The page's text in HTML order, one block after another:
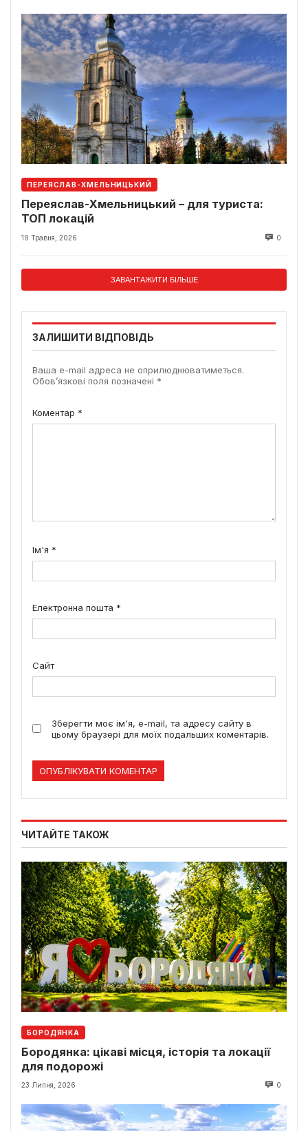
ПЕРЕЯСЛАВ-ХМЕЛЬНИЦЬКИЙ
Переяслав-Хмельницький – для туриста:
ТОП локацій
19 Травня, 2026 0
ЗАВАНТАЖИТИ БІЛЬШЕ
ЗАЛИШИТИ ВІДПОВІДЬ
Ваша e-mail адреса не оприлюднюватиметься.
Обов’язкові поля позначені *
Коментар *
Ім'я *
Електронна пошта *
Сайт
Зберегти моє ім'я, e-mail, та адресу сайту в
цьому браузері для моїх подальших коментарів.
ЧИТАЙТЕ ТАКОЖ
БОРОДЯНКА
Бородянка: цікаві місця, історія та локації
для подорожі
23 Липня, 2026 0